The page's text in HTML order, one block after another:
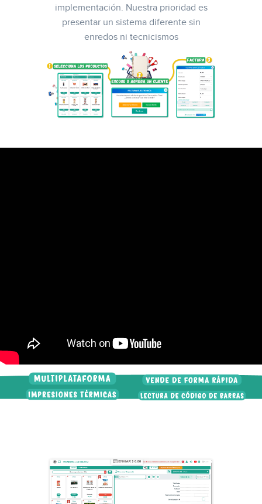
implementación. Nuestra prioridad es
presentar un sistema diferente sin
enredos ni tecnicismos